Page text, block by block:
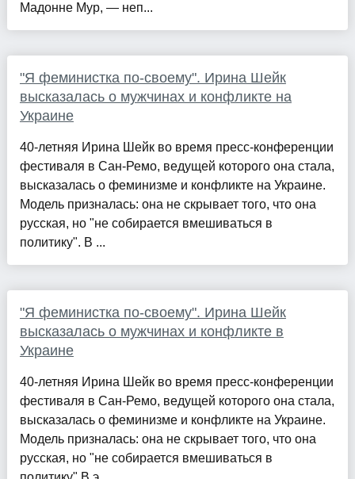
Мадонне Мур, — неп...
"Я феминистка по-своему". Ирина Шейк
высказалась о мужчинах и конфликте на
Украине
40-летняя Ирина Шейк во время пресс-конференции
фестиваля в Сан-Ремо, ведущей которого она стала,
высказалась о феминизме и конфликте на Украине.
Модель призналась: она не скрывает того, что она
русская, но "не собирается вмешиваться в
политику". В ...
"Я феминистка по-своему". Ирина Шейк
высказалась о мужчинах и конфликте в
Украине
40-летняя Ирина Шейк во время пресс-конференции
фестиваля в Сан-Ремо, ведущей которого она стала,
высказалась о феминизме и конфликте на Украине.
Модель призналась: она не скрывает того, что она
русская, но "не собирается вмешиваться в